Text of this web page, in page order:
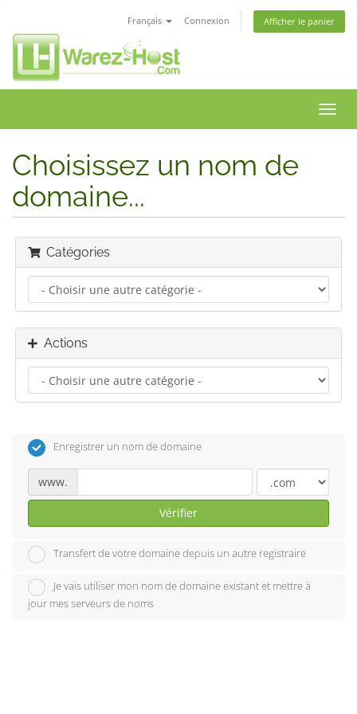
Français Connexion Afficher le panier
la
Choisissez un nom de
domaine...
Catégories
Actions
Enregistrer un nom de domaine
www.
Vérifier
Transfert de votre domaine depuis un autre registraire
Je vais utiliser mon nom de domaine existant et mettre à
jour mes serveurs de noms